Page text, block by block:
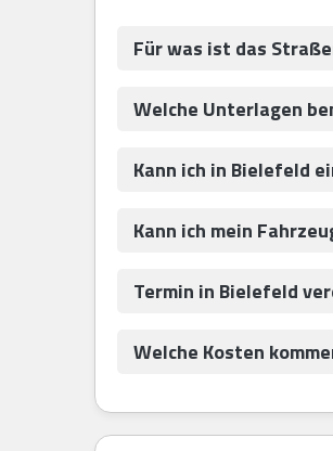
Für was ist das
Welche Unterlagen
Kann ich in Bielefeld
Kann ich mein
Termin in Bielefeld
Welche Kosten